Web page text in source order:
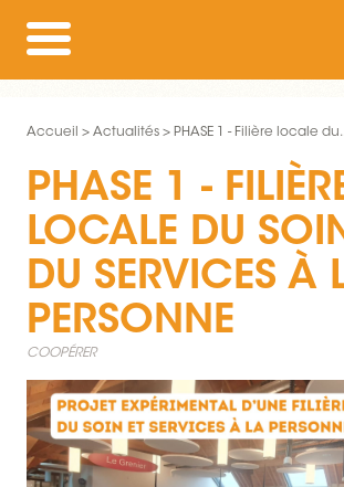
Accueil Actualités PHASE 1 - Filière locale
PHASE 1 -
LOCALE DU
DU SERVICES À
PERSONNE
COOPÉRER